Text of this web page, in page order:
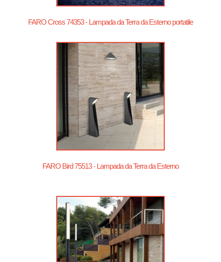
FARO Cross 74353 - Lampada da Terra da Esterno portatile
FARO Bird 75513 - Lampada da Terra da Esterno